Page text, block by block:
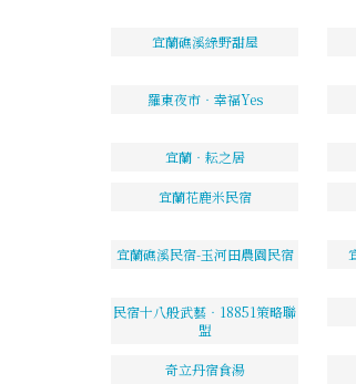
宜蘭礁溪綠野甜屋
羅東夜市‧幸福Yes
宜蘭‧耘之居
宜蘭花鹿米民宿
宜蘭礁溪民宿-玉河田農園民宿
民宿十八般武藝‧18851策略聯
盟
奇立丹宿食湯